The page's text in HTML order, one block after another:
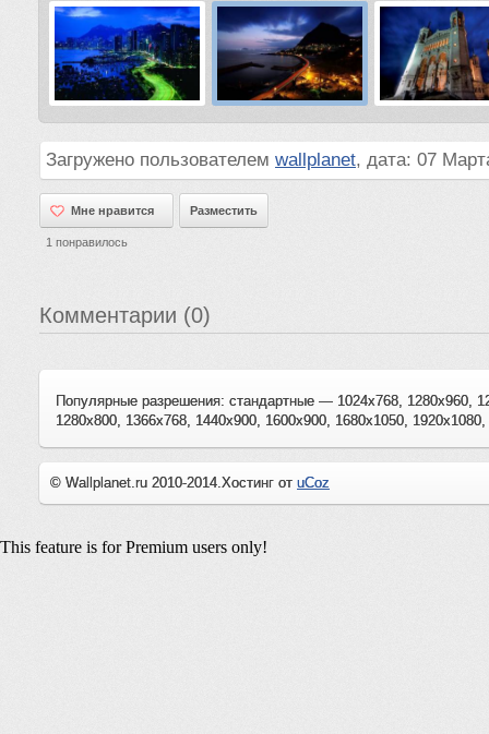
Загружено пользователем wallplanet, дата: 07
Мне нравится
Мне нравится Разместить
1 понравилось
Комментарии (0)
Популярные разрешения: стандартные — 1024x768, 1280x960,
1280x800, 1366x768, 1440x900, 1600x900, 1680x1050,
© Wallplanet.ru 2010-2014.Хостинг от uCoz
This feature is for Premium users only!